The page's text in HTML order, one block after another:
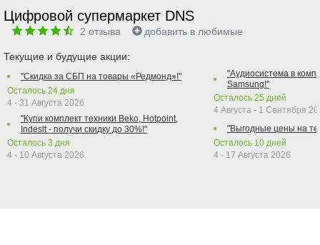
Цифровой супермаркет DNS
2 отзыва добавить в любимые
Текущие и будущие акции:
"Скидка за СБП на товары «Редмонд»!"
Осталось 24 дня
4 - 31 Августа 2026
"Купи комплект техники Beko, Hotpoint,
Indesit - получи скидку до 30%!"
Осталось 3 дня
4 - 10 Августа 2026
"Аудиосистема в
Samsung!"
Осталось 25 дней
4 Августа - 1 Сентября
"Выгодные цены на
Осталось 10 дней
4 - 17 Августа 2026